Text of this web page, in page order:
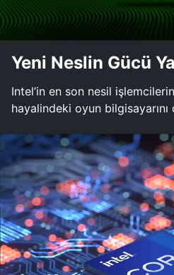
Yeni Neslin Gücü
Intel’in en son nesil
hayalindeki oyun bilgisayarını